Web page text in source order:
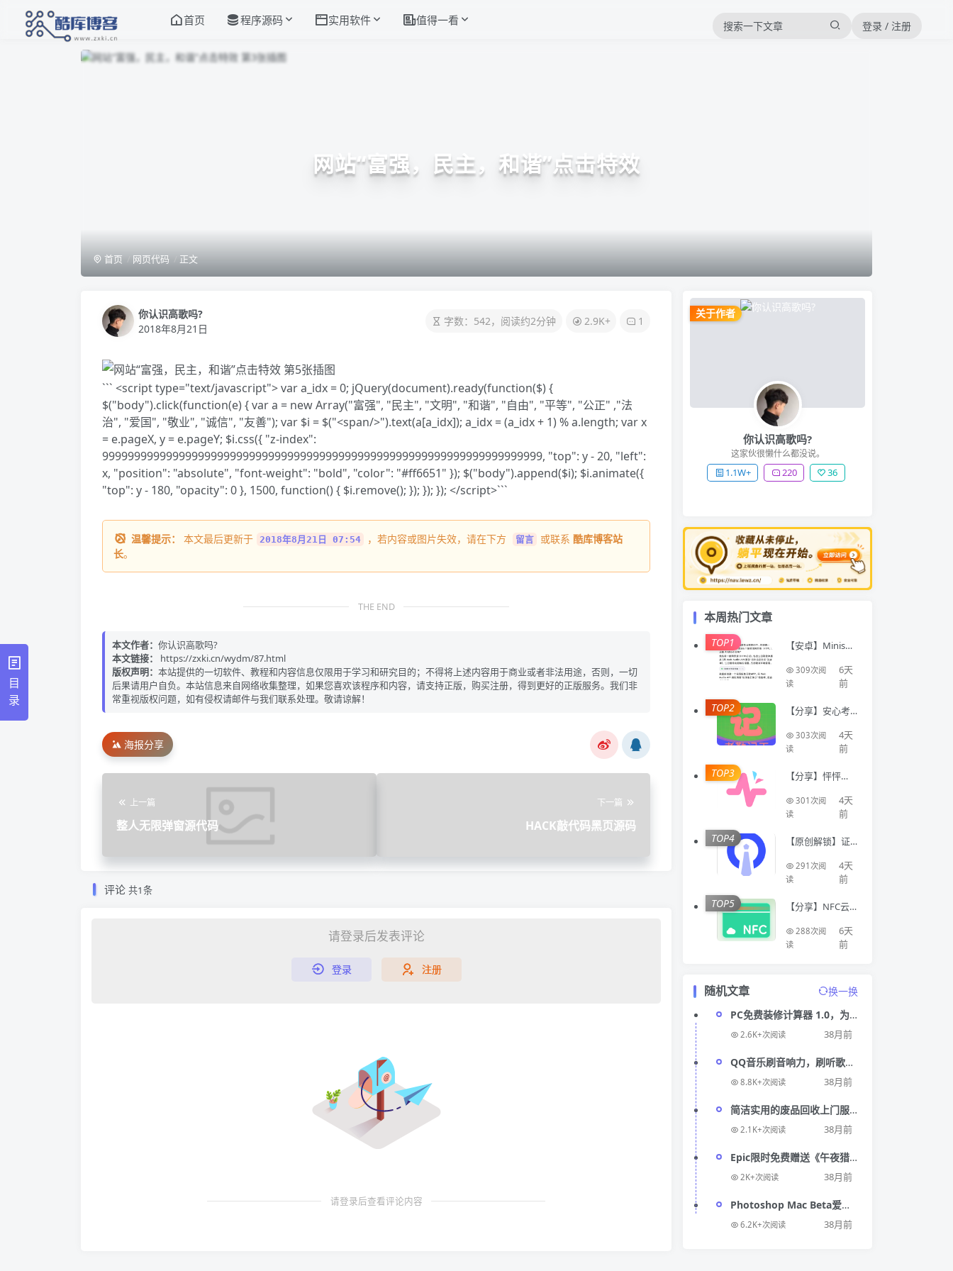
首页 程序源码 实用软件 值得一看 登录 / 注册
网站“富强，民主，和谐”点击特效
首页 网页代码 正文
你认识高歌吗?
2018年8月21日
字数：542，阅读约2分钟 2.9K+ 1
``` <script type="text/javascript"> var a_idx = 0; jQuery(document).ready(function($) {
$("body").click(function(e) { var a = new Array("富强", "民主", "文明", "和谐", "自由", "平等", "公正" ,"法
治", "爱国", "敬业", "诚信", "友善"); var $i = $("<span/>").text(a[a_idx]); a_idx = (a_idx + 1) % a.length; var x
= e.pageX, y = e.pageY; $i.css({ "z-index":
999999999999999999999999999999999999999999999999999999999999999999999, "top": y - 20, "left":
x, "position": "absolute", "font-weight": "bold", "color": "#ff6651" }); $("body").append($i); $i.animate({
"top": y - 180, "opacity": 0 }, 1500, function() { $i.remove(); }); }); }); </script>```
温馨提示： 本文最后更新于 2018年8月21日 07:54 ，若内容或图片失效，请在下方 留言 或联系 酷库博客站
长。
THE END
本文作者： 你认识高歌吗?
本文链接：
https://zxki.cn/wydm/87.html
版权声明： 本站提供的一切软件、教程和内容信息仅限用于学习和研究目的；不得将上述内容用于商业或者非法用途，否则，一切
后果请用户自负。本站信息来自网络收集整理，如果您喜欢该程序和内容，请支持正版，购买注册，得到更好的正版服务。我们非
常重视版权问题，如有侵权请邮件与我们联系处理。敬请谅解！
海报分享
上一篇
整人无限弹窗源代码
下一篇
HACK敲代码黑页源码
评论 共1条
请登录后发表评论
登录 注册
请登录后查看评论内容
关于作者
你认识高歌吗?
这家伙很懒什么都没说。
1.1W+ 220 36
本周热门文章
TOP1
【安卓】Minis🔥
模型🔥AI写代码
生成应用
309次阅
读
6天
前
TOP2
【分享】安心考
记工时统计出勤
数据
303次阅
读
4天
前
TOP3
【分享】怦怦🔥A
恋人多模态互动
聊天工具🔥
301次阅
读
4天
前
TOP4
【原创解锁】证
会员🔥标准尺寸
换底色美颜证件
291次阅
读
4天
前
TOP5
【分享】NFC云
门禁卡公交卡 各
类卡等🔥
288次阅
读
6天
前
随机文章
换一换
PC免费装修计算器 1.0，为
您提供准确可靠的装修预算
2.6K+次阅读 38月前
QQ音乐刷音响力，刷听歌时
长，无需密码，支持微信登
8.8K+次阅读 38月前
简洁实用的废品回收上门服
务网站前端模板源码
2.1K+次阅读 38月前
Epic限时免费赠送《午夜猎
魂》，快来领取！
2K+次阅读 38月前
Photoshop Mac Beta爱国
版，详细安装教程附安装包
6.2K+次阅读 38月前
目
录